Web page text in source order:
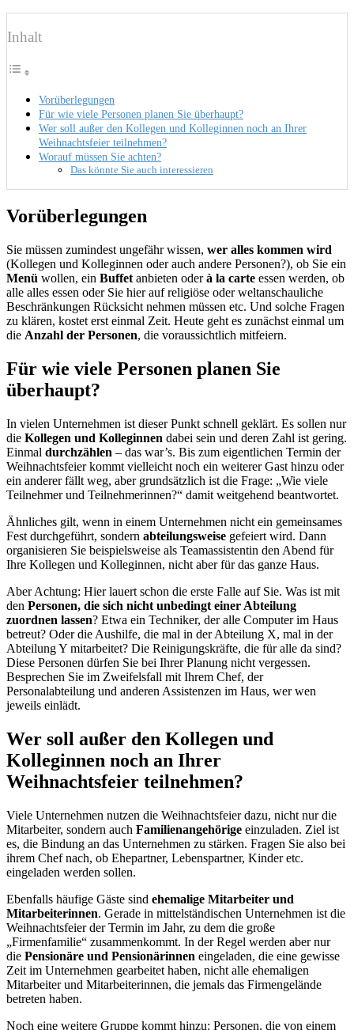
Inhalt
Vorüberlegungen
Für wie viele Personen planen Sie überhaupt?
Wer soll außer den Kollegen und Kolleginnen noch an Ihrer
Weihnachtsfeier teilnehmen?
Worauf müssen Sie achten?
Das könnte Sie auch interessieren
Vorüberlegungen
Sie müssen zumindest ungefähr wissen, wer alles kommen wird
(Kollegen und Kolleginnen oder auch andere Personen?), ob Sie ein
Menü wollen, ein Buffet anbieten oderà la carte essen werden, ob
alle alles essen oder Sie hier auf religiöse oder weltanschauliche
Beschränkungen Rücksicht nehmen müssen etc. Und solche Fragen
zu klären, kostet erst einmal Zeit. Heute geht es zunächst einmal um
die Anzahl der Personen, die voraussichtlich mitfeiern.
Für wie viele Personen planen Sie
überhaupt?
In vielen Unternehmen ist dieser Punkt schnell geklärt. Es sollen nur
die Kollegen und Kolleginnen dabei sein und deren Zahl ist gering.
Einmal durchzählen – das war’s. Bis zum eigentlichen Termin der
Weihnachtsfeier kommt vielleicht noch ein weiterer Gast hinzu oder
ein anderer fällt weg, aber grundsätzlich ist die Frage: „Wie viele
Teilnehmer und Teilnehmerinnen?“ damit weitgehend beantwortet.
Ähnliches gilt, wenn in einem Unternehmen nicht ein gemeinsames
Fest durchgeführt, sondern abteilungsweise gefeiert wird. Dann
organisieren Sie beispielsweise als Teamassistentin den Abend für
Ihre Kollegen und Kolleginnen, nicht aber für das ganze Haus.
Aber Achtung: Hier lauert schon die erste Falle auf Sie. Was ist mit
den Personen, die sich nicht unbedingt einer Abteilung
zuordnen lassen? Etwa ein Techniker, der alle Computer im Haus
betreut? Oder die Aushilfe, die mal in der Abteilung X, mal in der
Abteilung Y mitarbeitet? Die Reinigungskräfte, die für alle da sind?
Diese Personen dürfen Sie bei Ihrer Planung nicht vergessen.
Besprechen Sie im Zweifelsfall mit Ihrem Chef, der
Personalabteilung und anderen Assistenzen im Haus, wer wen
jeweils einlädt.
Wer soll außer den Kollegen und
Kolleginnen noch an Ihrer
Weihnachtsfeier teilnehmen?
Viele Unternehmen nutzen die Weihnachtsfeier dazu, nicht nur die
Mitarbeiter, sondern auch Familienangehörige einzuladen. Ziel ist
es, die Bindung an das Unternehmen zu stärken. Fragen Sie also bei
ihrem Chef nach, ob Ehepartner, Lebenspartner, Kinder etc.
eingeladen werden sollen.
Ebenfalls häufige Gäste sind ehemalige Mitarbeiter und
Mitarbeiterinnen. Gerade in mittelständischen Unternehmen ist die
Weihnachtsfeier der Termin im Jahr, zu dem die große
„Firmenfamilie“ zusammenkommt. In der Regel werden aber nur
die Pensionäre und Pensionärinnen eingeladen, die eine gewisse
Zeit im Unternehmen gearbeitet haben, nicht alle ehemaligen
Mitarbeiter und Mitarbeiterinnen, die jemals das Firmengelände
betreten haben.
Noch eine weitere Gruppe kommt hinzu: Personen, die von einem